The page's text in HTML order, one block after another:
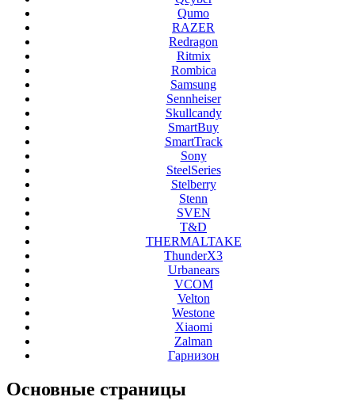
Qumo
RAZER
Redragon
Ritmix
Rombica
Samsung
Sennheiser
Skullcandy
SmartBuy
SmartTrack
Sony
SteelSeries
Stelberry
Stenn
SVEN
T&D
THERMALTAKE
ThunderX3
Urbanears
VCOM
Velton
Westone
Xiaomi
Zalman
Гарнизон
Основные страницы